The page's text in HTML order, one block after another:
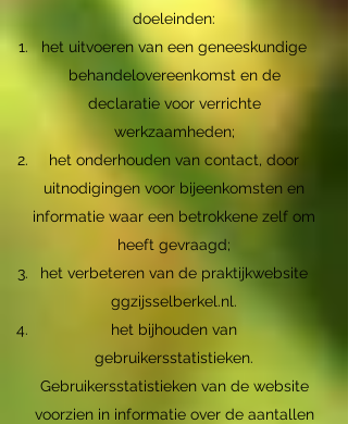
doeleinden:
het uitvoeren van een geneeskundige
behandelovereenkomst en de
declaratie voor verrichte
werkzaamheden;
het onderhouden van contact, door
uitnodigingen voor bijeenkomsten en
informatie waar een betrokkene zelf om
heeft gevraagd;
het verbeteren van de praktijkwebsite
ggzijsselberkel.nl.
het bijhouden van
gebruikersstatistieken.
Gebruikersstatistieken van de website
voorzien in informatie over de aantallen